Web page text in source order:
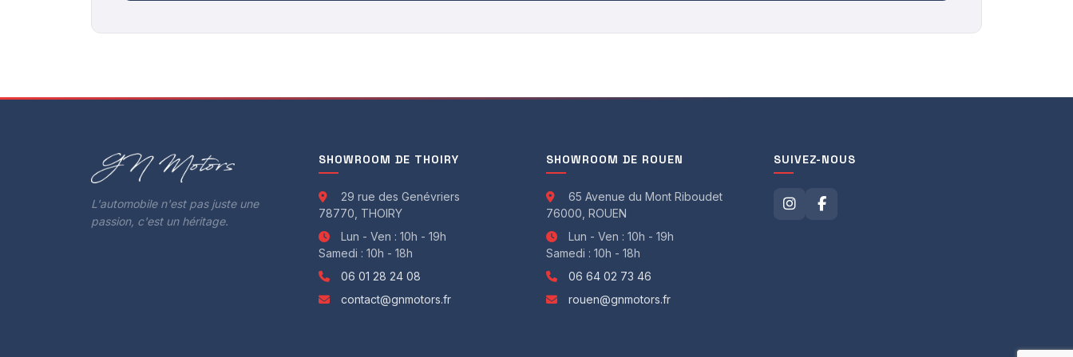
Kit de réparation de pneu Fix & Go avec bombe anti-crevaison
Kit Esthétique Abarth: Stickers latéraux + Coques de rétroviseurs + Inserts boucliers AV et AR Noir
Peinture métallisée Noir Scorpione
Sièges baquet (conducteur et passager) Sabelt en cuir/alcantara marron avec coque gris mat
L'automobile n'est pas juste une
passion, c'est un héritage.
SHOWROOM DE THOIRY
29 rue des Genévriers
78770, THOIRY
Lun - Ven : 10h - 19h
Samedi : 10h - 18h
06 01 28 24 08
contact@gnmotors.fr
SHOWROOM DE ROUEN
65 Avenue du Mont Riboudet
76000, ROUEN
Lun - Ven : 10h - 19h
Samedi : 10h - 18h
06 64 02 73 46
rouen@gnmotors.fr
SUIVEZ-NOUS